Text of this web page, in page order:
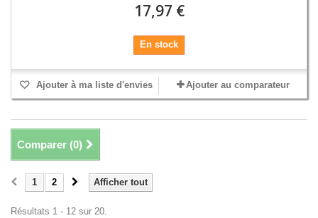
17,97 €
En stock
Ajouter à ma liste d'envies Ajouter au comparateur
Comparer (0)
Afficher tout
1 2
Résultats 1 - 12 sur 20.